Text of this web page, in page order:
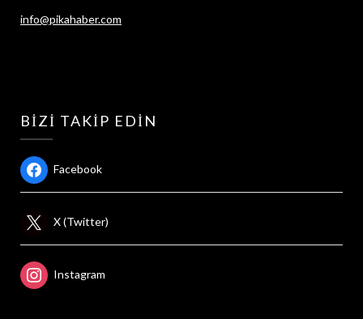
info@pikahaber.com
BIZI TAKIP EDIN
Facebook
X (Twitter)
Instagram